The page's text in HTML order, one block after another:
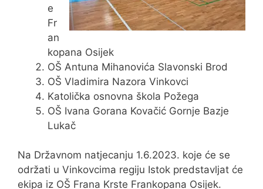
e
Fr
an
kopana Osijek
OŠ Antuna Mihanovića Slavonski Brod
OŠ Vladimira Nazora Vinkovci
Katolička osnovna škola Požega
OŠ Ivana Gorana Kovačić Gornje Bazje
Lukač
Na Državnom natjecanju 1.6.2023. koje će se
održati u Vinkovcima regiju Istok predstavljat će
ekipa iz OŠ Frana Krste Frankopana Osijek.